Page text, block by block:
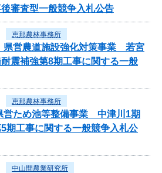
審査型一般競争入札公告
恵那農林事務所
県営農道施設強化対策事業 若宮
震補強第8期工事に関する一般
恵那農林事務所
営ため池等整備事業 中津川1期
工事に関する一般競争入札公
中山間農業研究所